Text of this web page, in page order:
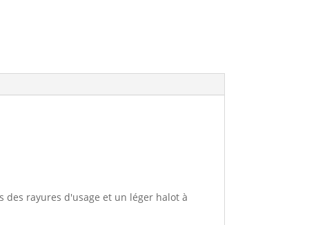
des rayures d'usage et un léger halot à